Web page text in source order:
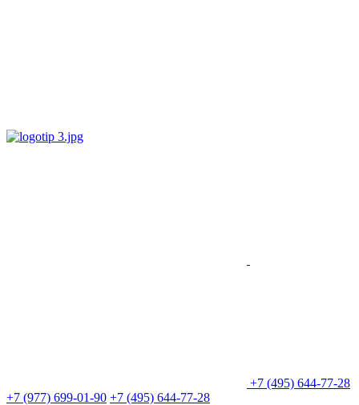
+7 (495) 644-77-28
+7 (977) 699-01-90 +7 (495) 644-77-28